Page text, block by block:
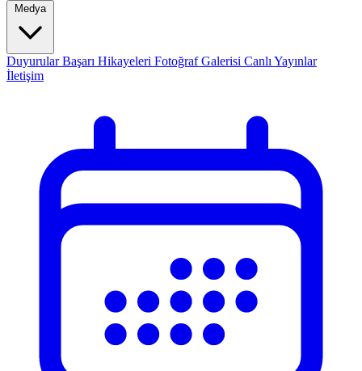
Medya
DuyurularBaşarı Hikayeleri Fotoğraf Galerisi Canlı Yayınlar
İletişim